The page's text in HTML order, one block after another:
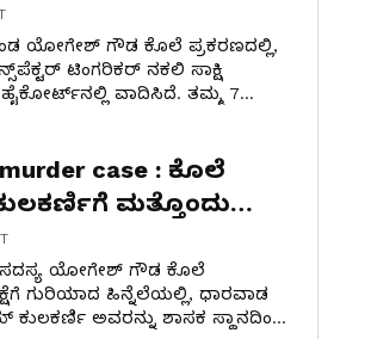
ವಾದ
ಯೋಗೇಶ್ ಗೌಡ ಕೊಲೆ ಪ್ರಕರಣದಲ್ಲಿ,
ಟಿಂಗರಿಕರ್ ನಕಲಿ ಸಾಕ್ಷಿ
ಹೈಕೋರ್ಟ್‌ನಲ್ಲಿ ವಾದಿಸಿದೆ. ತಮ್ಮ 7
case : ಕೊಲೆ
ಮತ್ತೊಂದು
ಯೋಗೇಶ್‌ ಗೌಡ ಕೊಲೆ
ಗುರಿಯಾದ ಹಿನ್ನೆಲೆಯಲ್ಲಿ, ಧಾರವಾಡ
ಅವರನ್ನು ಶಾಸಕ ಸ್ಥಾನದಿಂದ